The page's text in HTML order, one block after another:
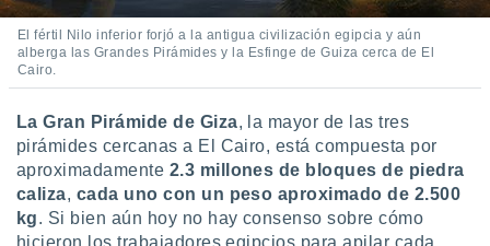
El fértil Nilo inferior forjó a la antigua civilización egipcia y aún
alberga las Grandes Pirámides y la Esfinge de Guiza cerca de El
Cairo.
La Gran Pirámide de Giza, la mayor de las tres
pirámides cercanas a El Cairo, está compuesta por
aproximadamente 2.3 millones de bloques de piedra
caliza, cada uno con un peso aproximado de 2.500
kg. Si bien aún hoy no hay consenso sobre cómo
hicieron los trabajadores egipcios para apilar cada